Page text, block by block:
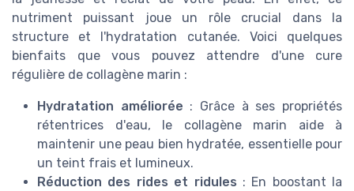
nutriment puissant joue un rôle crucial dans la
structure et l'hydratation cutanée. Voici quelques
bienfaits que vous pouvez attendre d'une cure
régulière de collagène marin :
Hydratation améliorée : Grâce à ses propriétés
rétentrices d'eau, le collagène marin aide à
maintenir une peau bien hydratée, essentielle pour
un teint frais et lumineux.
Réduction des rides et ridules : En boostant la